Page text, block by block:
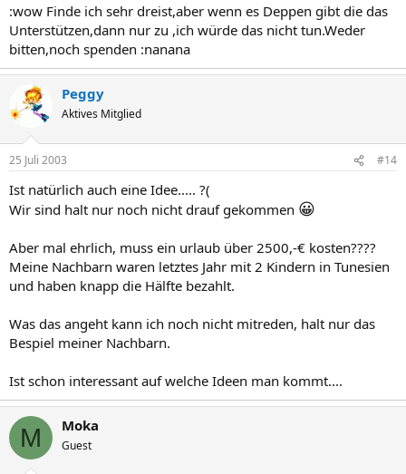
:wow Finde ich sehr dreist,aber wenn es Deppen gibt die das
Unterstützen,dann nur zu ,ich würde das nicht tun.Weder
bitten,noch spenden :nanana
Peggy
Aktives Mitglied
25 Juli 2003 #14
Ist natürlich auch eine Idee..... ?(
Wir sind halt nur noch nicht drauf gekommen 😀
Aber mal ehrlich, muss ein urlaub über 2500,-€ kosten????
Meine Nachbarn waren letztes Jahr mit 2 Kindern in Tunesien
und haben knapp die Hälfte bezahlt.
Was das angeht kann ich noch nicht mitreden, halt nur das
Bespiel meiner Nachbarn.
Ist schon interessant auf welche Ideen man kommt....
M Moka
Guest